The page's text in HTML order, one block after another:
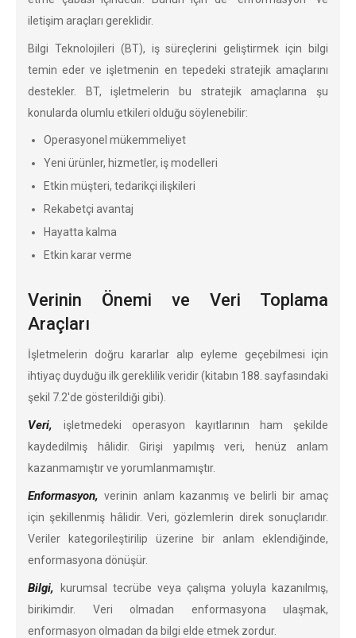
iletişim araçları gereklidir.
Bilgi Teknolojileri (BT), iş süreçlerini geliştirmek için bilgi
temin eder ve işletmenin en tepedeki stratejik amaçlarını
destekler. BT, işletmelerin bu stratejik amaçlarına şu
konularda olumlu etkileri olduğu söylenebilir:
Operasyonel mükemmeliyet
Yeni ürünler, hizmetler, iş modelleri
Etkin müşteri, tedarikçi ilişkileri
Rekabetçi avantaj
Hayatta kalma
Etkin karar verme
Verinin Önemi ve Veri Toplama
Araçları
İşletmelerin doğru kararlar alıp eyleme geçebilmesi için
ihtiyaç duyduğu ilk gereklilik veridir (kitabın 188. sayfasındaki
şekil 7.2'de gösterildiği gibi).
Veri, işletmedeki operasyon kayıtlarının ham şekilde
kaydedilmiş hâlidir. Girişi yapılmış veri, henüz anlam
kazanmamıştır ve yorumlanmamıştır.
Enformasyon,verinin anlam kazanmış ve belirli bir amaç
için şekillenmiş hâlidir. Veri, gözlemlerin direk sonuçlarıdır.
Veriler kategorileştirilip üzerine bir anlam eklendiğinde,
enformasyona dönüşür.
Bilgi,
kurumsal tecrübe veya çalışma yoluyla kazanılmış,
birikimdir. Veri olmadan enformasyona ulaşmak,
enformasyon olmadan da bilgi elde etmek zordur.